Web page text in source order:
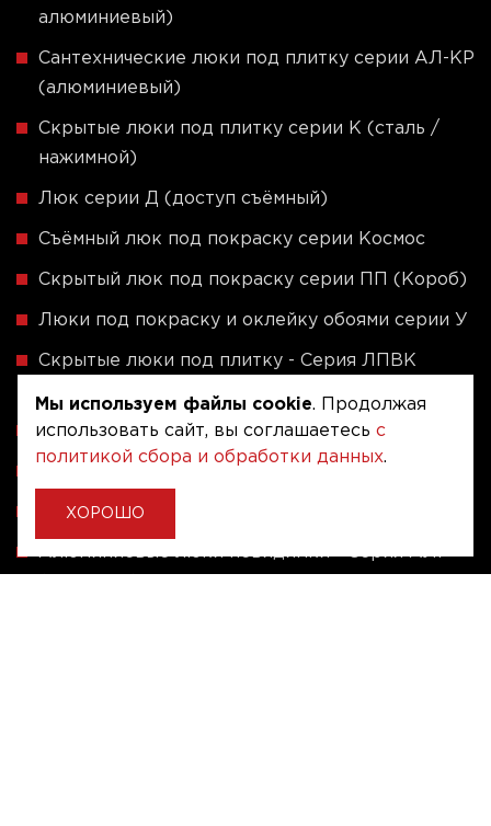
алюминиевый)
Сантехнические люки под плитку серии АЛ-КР
(алюминиевый)
Скрытые люки под плитку серии K (сталь /
нажимной)
Люк серии Д (доступ съёмный)
Съёмный люк под покраску серии Космос
Скрытый люк под покраску серии ПП (Короб)
Люки под покраску и оклейку обоями серии У
Скрытые люки под плитку - Серия ЛПВК
Ревизионные люки серии A (сталь / присоска)
Напольные люки серии ФЛЮР
Рассчитать люк по индивидуальным размерам
Мы используем файлы cookie. Продолжая
использовать сайт, вы соглашаетесь с
политикой сбора и обработки данных.
ХОРОШО